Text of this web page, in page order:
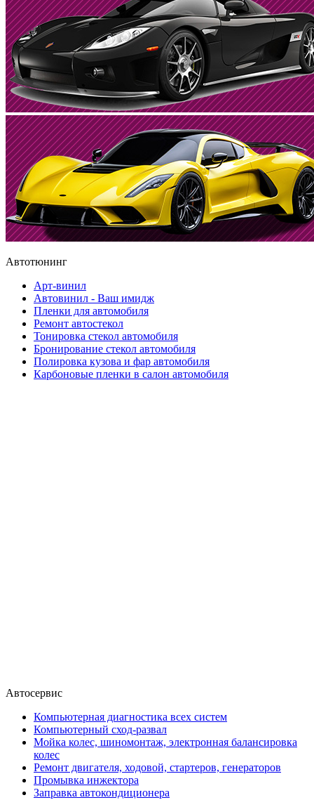
Автотюнинг
Арт-винил
Автовинил - Ваш имидж
Пленки для автомобиля
Ремонт автостекол
Тонировка стекол автомобиля
Бронирование стекол автомобиля
Полировка кузова и фар автомобиля
Карбоновые пленки в салон автомобиля
Автосервис
Компьютерная диагностика всех систем
Компьютерный сход-развал
Мойка колес, шиномонтаж, электронная балансировка
колес
Ремонт двигателя, ходовой, стартеров, генераторов
Промывка инжектора
Заправка автокондиционера